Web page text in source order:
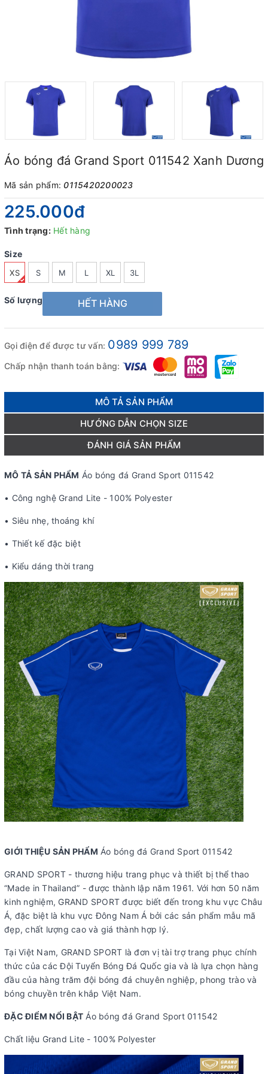
Áo bóng đá Grand Sport 011542 Xanh Dương
Mã sản phẩm: 0115420200023
225.000₫
Tình trạng: Hết hàng
Size
XS S M L XL 3L
Số lượng HẾT HÀNG
Gọi điện để được tư vấn: 0989 999 789
Chấp nhận thanh toán bằng:
MÔ TẢ SẢN PHẨM
HƯỚNG DẪN CHỌN SIZE
ĐÁNH GIÁ SẢN PHẨM
MÔ TẢ SẢN PHẨM Áo bóng đá Grand Sport 011542
• Công nghệ Grand Lite - 100% Polyester
• Siêu nhẹ, thoáng khí
• Thiết kế đặc biệt
• Kiểu dáng thời trang
GIỚI THIỆU SẢN PHẨM Áo bóng đá Grand Sport 011542
GRAND SPORT - thương hiệu trang phục và thiết bị thể thao
“Made in Thailand” - được thành lập năm 1961. Với hơn 50 năm
kinh nghiệm, GRAND SPORT được biết đến trong khu vực Châu
Á, đặc biệt là khu vực Đông Nam Á bởi các sản phẩm mẫu mã
đẹp, chất lượng cao và giá thành hợp lý.
Tại Việt Nam, GRAND SPORT là đơn vị tài trợ trang phục chính
thức của các Đội Tuyển Bóng Đá Quốc gia và là lựa chọn hàng
đầu của hàng trăm đội bóng đá chuyên nghiệp, phong trào và
bóng chuyền trên khắp Việt Nam.
ĐẶC ĐIỂM NỔI BẬT Áo bóng đá Grand Sport 011542
Chất liệu Grand Lite - 100% Polyester